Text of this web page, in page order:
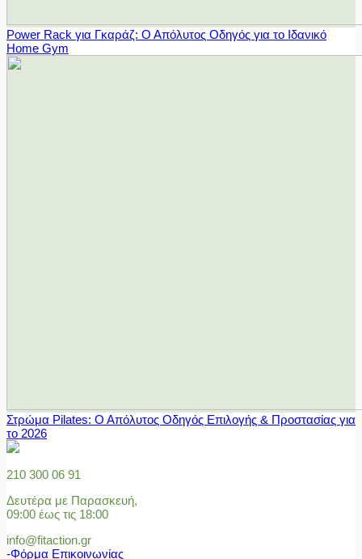
Power Rack για Γκαράζ: Ο Απόλυτος Οδηγός για το Ιδανικό
Home Gym
Στρώμα Pilates: Ο Απόλυτος Οδηγός Επιλογής & Προστασίας για
το 2026
210 300 06 91
Δευτέρα με Παρασκευή,
09:00 έως τις 18:00
info@fitaction.gr
-Φόρμα Επικοινωνίας